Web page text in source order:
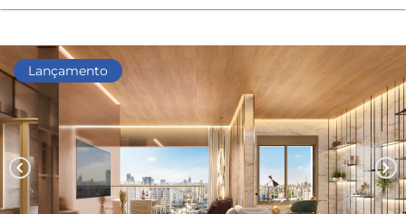
Lançamento
chevron_left chevron_right